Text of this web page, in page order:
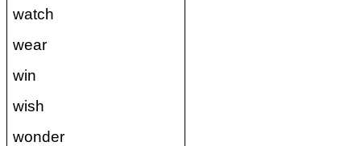
watch
wear
win
wish
wonder